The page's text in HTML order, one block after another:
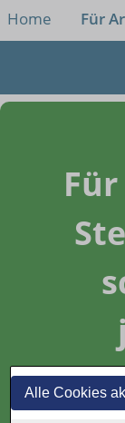
Alle Cookies
Home Für